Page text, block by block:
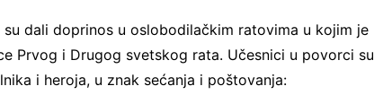
dali doprinos u oslobodilačkim ratovima u kojim je
Prvog i Drugog svetskog rata. Učesnici u povorci su
i heroja, u znak sećanja i poštovanja: